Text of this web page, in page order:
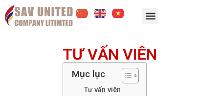
TƯ VẤN VIÊN
Mục lục
Tư vấn viên